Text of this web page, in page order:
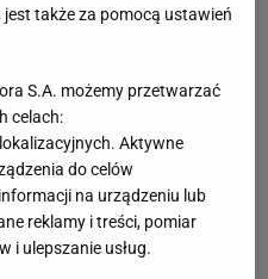
także za pomocą ustawień
S.A. możemy przetwarzać
celach:
Aktywne
do celów
na urządzeniu lub
reklamy i treści, pomiar
i ulepszanie usług.